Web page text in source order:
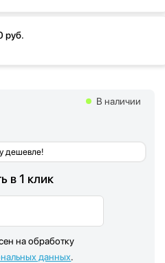
дешевле!
В наличии
в 1 клик
на обработку
данных.
руб.